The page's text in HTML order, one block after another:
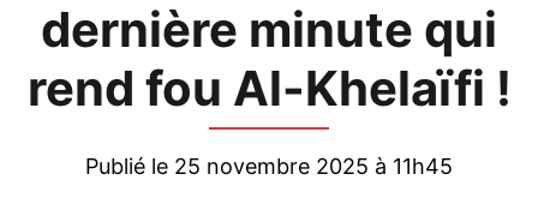
dernière minute qui
rend fou Al-Khelaïfi !
Publié le 25 novembre 2025 à 11h45